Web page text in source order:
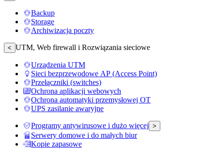
Backup
Storage
Archiwizacja poczty
< UTM, Web firewall i Rozwiązania sieciowe
Urządzenia UTM
Sieci bezprzewodowe AP (Access Point)
Przełączniki (switches)
Ochrona aplikacji webowych
Ochrona automatyki przemysłowej OT
UPS zasilanie awaryjne
Programy antywirusowe i dużo więcej >
Serwery domowe i do małych biur
Kopie zapasowe